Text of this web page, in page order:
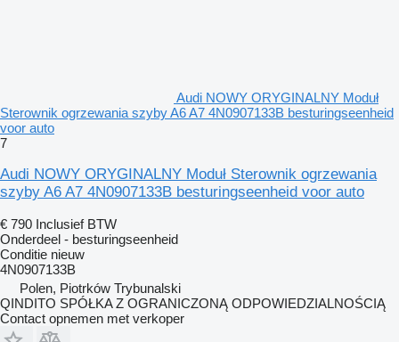
Audi NOWY ORYGINALNY Moduł
Sterownik ogrzewania szyby A6 A7 4N0907133B besturingseenheid
voor auto
7
Audi NOWY ORYGINALNY Moduł Sterownik ogrzewania
szyby A6 A7 4N0907133B besturingseenheid voor auto
€ 790 Inclusief BTW
Onderdeel - besturingseenheid
Conditie nieuw
4N0907133B
Polen, Piotrków Trybunalski
QINDITO SPÓŁKA Z OGRANICZONĄ ODPOWIEDZIALNOŚCIĄ
Contact opnemen met verkoper